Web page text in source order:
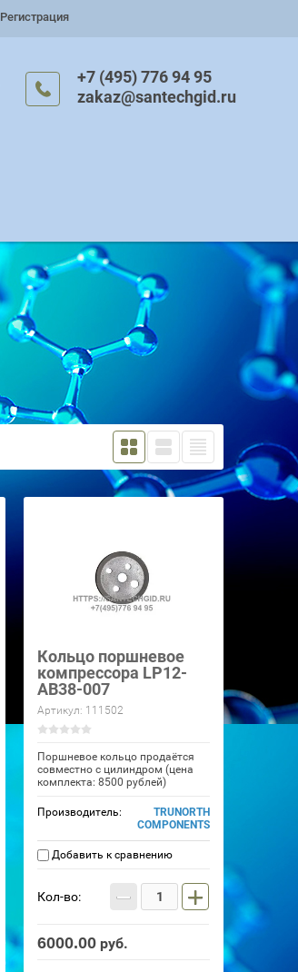
Регистрация
+7 (495) 776 94 95
zakaz@santechgid.ru
Кольцо поршневое
компрессора LP12-
AB38-007
Артикул: 111502
Поршневое кольцо продаётся
совместно с цилиндром (цена
комплекта: 8500 рублей)
Производитель:
TRUNORTH
COMPONENTS
Добавить к сравнению
Кол-во: − +
6000.00 руб.